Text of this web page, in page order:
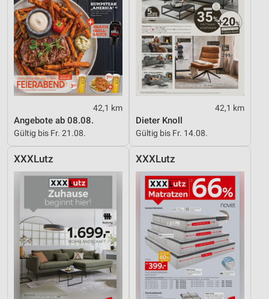
42,1 km
Angebote ab 08.08.
Gültig bis Fr. 21.08.
42,1 km
Dieter Knoll
Gültig bis Fr. 14.08.
XXXLutz XXXLutz